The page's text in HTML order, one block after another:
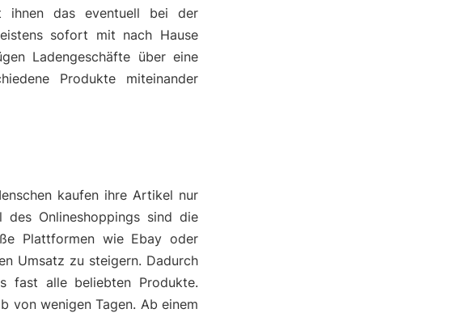
ihnen das eventuell bei der
sofort mit nach Hause
Ladengeschäfte über eine
Produkte miteinander
kaufen ihre Artikel nur
Onlineshoppings sind die
Plattformen wie Ebay oder
Umsatz zu steigern. Dadurch
fast alle beliebten Produkte.
von wenigen Tagen. Ab einem